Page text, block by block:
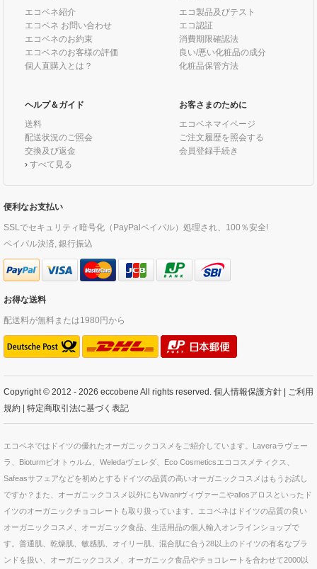
エコベネ紹介
エコベネ お問い合わせ
エコベネのお約束
エコベネのお客様の評価
個人直購入とは？
エコ製品及びテスト
エコ認証
消費期限確認法
良い/悪い化粧品の成分
化粧品保管方法
ヘルプ＆ガイド
送料
配送状況のご照会
交換及び返金
› すべて見る
お客さまのために
エコベネマイページ
ご注文履歴を照会する
会員登録手続き
便利なお支払い
SSLでセキュリティ暗号化（PayPalペイパル）処理され、100％安全!
ペイパル決済, 銀行振込
お得な送料
配送料が無料または1980円から
Copyright © 2012 - 2026 eccobene All rights reserved. 個人情報保護方針
ご利用
規約
特定商取引法に基づく表記
エコベネではドイツの優れたオーガニックコスメをご紹介しています。Laveraラヴェー
ラ、Bioturmビオトゥルム、Weledaヴェレダ、Eco Cosmeticsエココスメティクス、
Safeasサフェアなどを初めとするドイツの品質の高いオーガニックコスメはもうお試し
ですか？また、オーガニックコスメ以外にもVivaniヴィヴァーニやallosアロスといったド
イツのオーガニックチョコレートも取り扱っています。エコベネはドイツの品質の良い
オーガニックコスメ、オーガニック食品、生活用品の個人輸入オンラインショップで
す。普通肌、乾燥肌、敏感肌、オイリー肌、混合肌に合う28以上のドイツの有名なブラ
ンドを扱い、オーガニックコスメ、オーガニック食品やチョコレートを合わせて2000以